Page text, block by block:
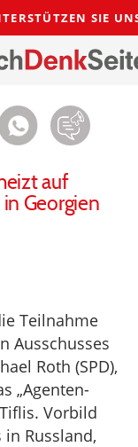
SIE
auf
Georgien
Teilnahme
Ausschusses
Roth (SPD),
„Agenten-
Vorbild
in Russland,